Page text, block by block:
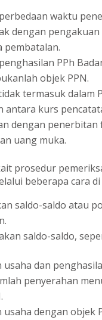
waktu
dengan pengakuan
PPh
objek PPN.
termasuk dalam
antara kurs
dengan penerbitan
uang muka.
prosedur
beberapa cara
saldo-saldo atau
saldo-saldo,
usaha dan
penyerahan
usaha dengan objek